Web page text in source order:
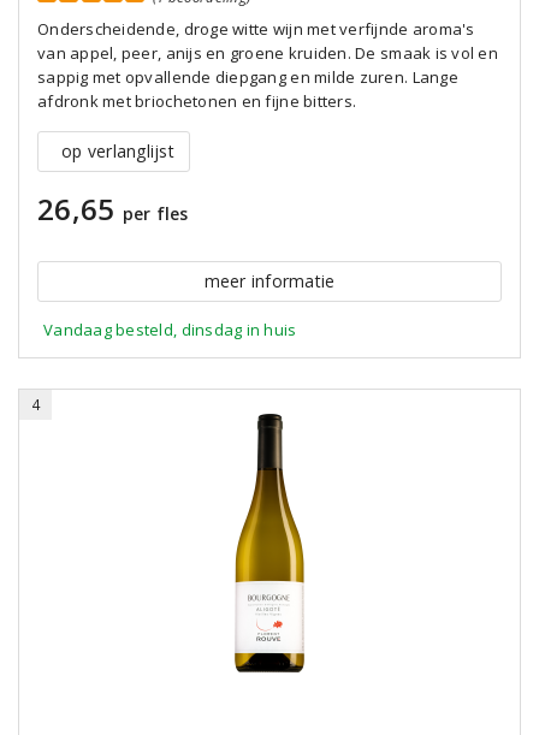
Onderscheidende, droge witte wijn met verfijnde aroma's
van appel, peer, anijs en groene kruiden. De smaak is vol en
sappig met opvallende diepgang en milde zuren. Lange
afdronk met briochetonen en fijne bitters.
op verlanglijst
26,65 per fles
meer informatie
Vandaag besteld, dinsdag in huis
4